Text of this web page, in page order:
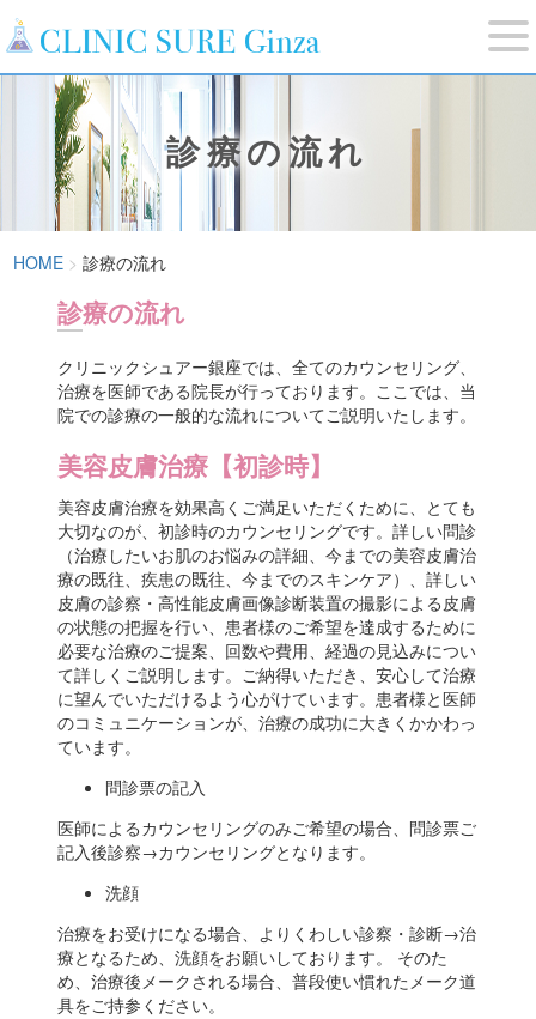
診療の流れ
HOME 診療の流れ
診療の流れ
クリニックシュアー銀座では、全てのカウンセリング、
治療を医師である院長が行っております。ここでは、当
院での診療の一般的な流れについてご説明いたします。
美容皮膚治療【初診時】
美容皮膚治療を効果高くご満足いただくために、とても
大切なのが、初診時のカウンセリングです。詳しい問診
（治療したいお肌のお悩みの詳細、今までの美容皮膚治
療の既往、疾患の既往、今までのスキンケア）、詳しい
皮膚の診察・高性能皮膚画像診断装置の撮影による皮膚
の状態の把握を行い、患者様のご希望を達成するために
必要な治療のご提案、回数や費用、経過の見込みについ
て詳しくご説明します。ご納得いただき、安心して治療
に望んでいただけるよう心がけています。患者様と医師
のコミュニケーションが、治療の成功に大きくかかわっ
ています。
問診票の記入
医師によるカウンセリングのみご希望の場合、問診票ご
記入後診察→カウンセリングとなります。
洗顔
治療をお受けになる場合、よりくわしい診察・診断→治
療となるため、洗顔をお願いしております。 そのた
め、治療後メークされる場合、普段使い慣れたメーク道
具をご持参ください。